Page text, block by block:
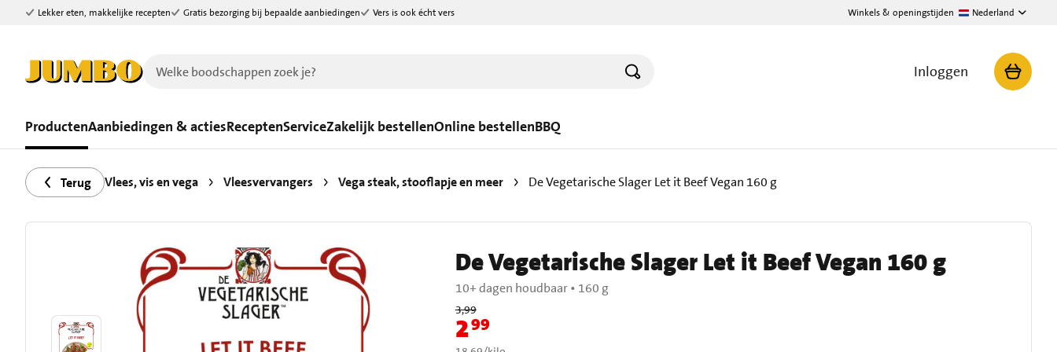
Ga naar zoeken
Ga naar hoofdinhoud
Lekker eten, makkelijke recepten Gratis bezorging bij bepaalde aanbiedingen Vers is ook écht vers Winkels & openingstijden Nederland
Inloggen
ProductenAanbiedingen & actiesReceptenServiceZakelijk bestellenOnline bestellenBBQ
Terug Vlees, vis en vega Vleesvervangers Vega steak, stooflapje en meer De Vegetarische Slager Let it Beef Vegan 160 g
De Vegetarische Slager Let it Beef Vegan 160 g
10+ dagen houdbaar• 160 g
Oude prijs: € 3,99
3,99
Nieuwe prijs: € 2,99
299